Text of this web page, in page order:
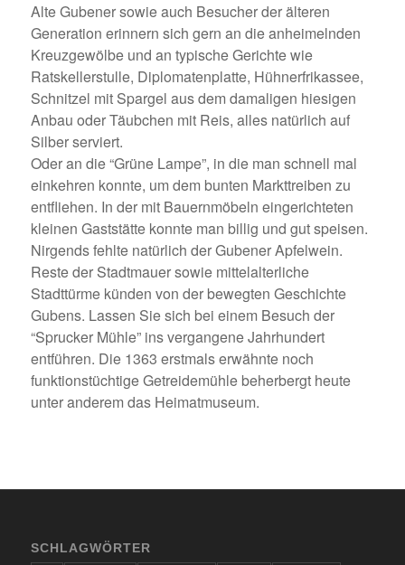
Alte Gubener sowie auch Besucher der älteren
Generation erinnern sich gern an die anheimelnden
Kreuzgewölbe und an typische Gerichte wie
Ratskellerstulle, Diplomatenplatte, Hühnerfrikassee,
Schnitzel mit Spargel aus dem damaligen hiesigen
Anbau oder Täubchen mit Reis, alles natürlich auf
Silber serviert.
Oder an die “Grüne Lampe”, in die man schnell mal
einkehren konnte, um dem bunten Markttreiben zu
entfliehen. In der mit Bauernmöbeln eingerichteten
kleinen Gaststätte konnte man billig und gut speisen.
Nirgends fehlte natürlich der Gubener Apfelwein.
Reste der Stadtmauer sowie mittelalterliche
Stadttürme künden von der bewegten Geschichte
Gubens. Lassen Sie sich bei einem Besuch der
“Sprucker Mühle” ins vergangene Jahrhundert
entführen. Die 1363 erstmals erwähnte noch
funktionstüchtige Getreidemühle beherbergt heute
unter anderem das Heimatmuseum.
SCHLAGWÖRTER